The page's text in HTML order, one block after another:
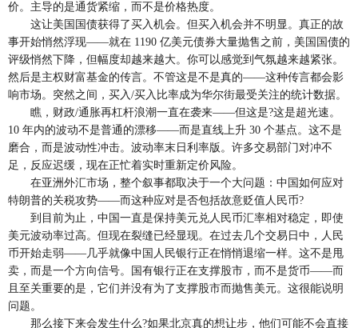
价。主导的是通货紧缩，而不是价格热度。
这让美国国债获得了买入机会。但买入机会并不明显。真正的故
事开始悄然浮现——就在 1190 亿美元债券大量抛售之前，美国国债的
评级悄然下降，但幅度却越来越大。你可以感觉到气氛越来越紧张。
然后是主权财富基金的传言。不管这是不是真的——这种传言都会影
响市场。突然之间，买入/买入比率成为华尔街最受关注的统计数据。
瞧，财政/通胀再杠杆浪潮一直在袭来——但这是?这是超光速。
10 年内的波动不是普通的漂移——而是直线上升 30 个基点。这不是
磨合，而是波动性冲击。波动率末日利率版。许多交易部门对冲不
足，反应迟缓，现在正忙着实时重新定价风险。
在亚洲外汇市场，整个叙事都取决于一个大问题：中国如何应对
特朗普的关税攻势——而这种应对是否包括故意贬值人民币?
到目前为止，中国一直是保持美元兑人民币汇率相对稳定，即使
美元波动率过高。但现在裂缝已经显现。在过去几个交易日中，人民
币开始走弱——几乎就像中国人民银行正在悄悄退缩一样。这不是甩
卖，而是一个方向信号。国有银行正在支撑股市，而不是货币——而
且至关重要的是，它们并没有为了支撑股市而抛售美元。这很能说明
问题。
那么接下来会发生什么?如果北京真的想让步，他们可能不会直接